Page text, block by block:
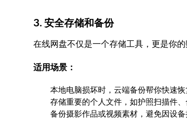
3. 安全存储和备份
在线网盘不仅是一个存储工具，更是你
适用场景：
本地电脑损坏时，云端备份帮你快速恢
存储重要的个人文件，如护照扫描件、
备份摄影作品或视频素材，避免因设备